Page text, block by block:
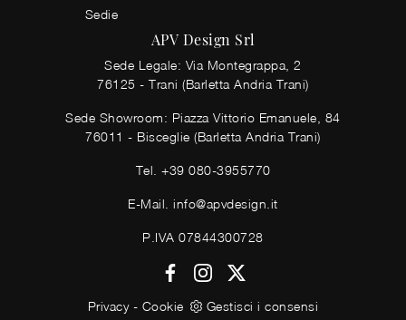
Sedie
APV Design Srl
Sede Legale: Via Montegrappa, 2
76125 - Trani (Barletta Andria Trani)
Sede Showroom: Piazza Vittorio Emanuele, 84
76011 - Bisceglie (Barletta Andria Trani)
Tel. +39 080-3955770
E-Mail.info@apvdesign.it
P.IVA 07844300728
Privacy- Cookie Gestisci i consensi